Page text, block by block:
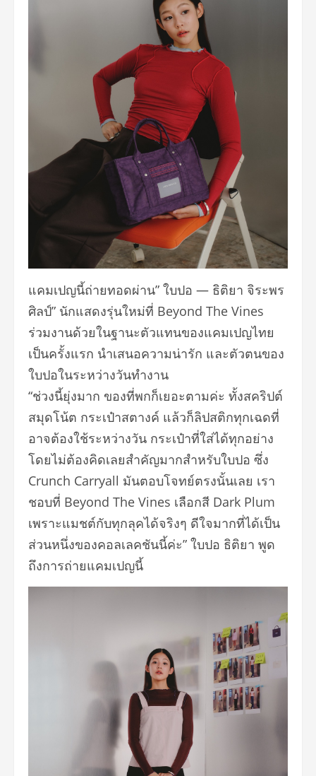
แคมเปญนี้ถ่ายทอดผ่าน” ใบปอ — ธิติยา จิระพร
ศิลป์” นักแสดงรุ่นใหม่ที่ Beyond The Vines
ร่วมงานด้วยในฐานะตัวแทนของแคมเปญไทย
เป็นครั้งแรก นำเสนอความน่ารัก และตัวตนของ
ใบปอในระหว่างวันทำงาน
“ช่วงนี้ยุ่งมาก ของที่พกก็เยอะตามค่ะ ทั้งสคริปต์
สมุดโน้ต กระเป๋าสตางค์ แล้วก็ลิปสติกทุกเฉดที่
อาจต้องใช้ระหว่างวัน กระเป๋าที่ใส่ได้ทุกอย่าง
โดยไม่ต้องคิดเลยสำคัญมากสำหรับใบปอ ซึ่ง
Crunch Carryall มันตอบโจทย์ตรงนั้นเลย เรา
ชอบที่ Beyond The Vines เลือกสี Dark Plum
เพราะแมชต์กับทุกลุคได้จริงๆ ดีใจมากที่ได้เป็น
ส่วนหนึ่งของคอลเลคชันนี้ค่ะ” ใบปอ ธิติยา พูด
ถึงการถ่ายแคมเปญนี้